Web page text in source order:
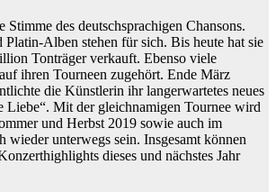
des deutschsprachigen Chansons.
Alben stehen für sich. Bis heute hat sie
Tonträger verkauft. Ebenso viele
ihren Tourneen zugehört. Ende März
die Künstlerin ihr langerwartetes neues
Liebe“. Mit der gleichnamigen Tournee wird
und Herbst 2019 sowie auch im
wieder unterwegs sein. Insgesamt können
dieses und nächstes Jahr